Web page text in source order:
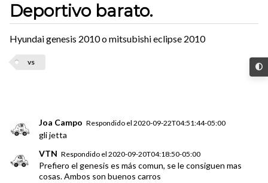
Deportivo barato.
Hyundai genesis 2010 o mitsubishi eclipse 2010
vs
Joa Campo Respondido el2020-09-22T04:51:44-05:00
gli jetta
VTN Respondido el2020-09-20T04:18:50-05:00
Prefiero el genesis es más comun, se le consiguen mas
cosas. Ambos son buenos carros